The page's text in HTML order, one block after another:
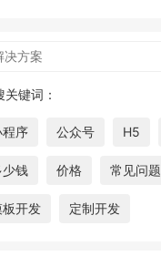
关键词：
程序 公众号 H5
少钱 价格 常见问题
板开发 定制开发